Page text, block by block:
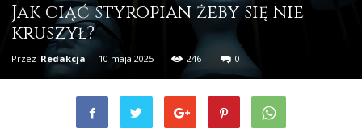
Jak ciąć styropian żeby się nie
kruszył?
Przez Redakcja - 10 maja 2025 246 0